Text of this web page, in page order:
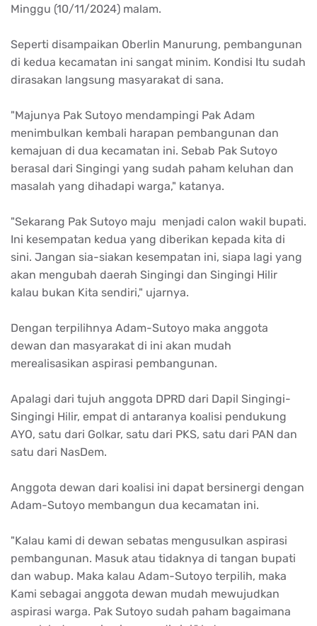
Minggu (10/11/2024) malam.
Seperti disampaikan Oberlin Manurung, pembangunan
di kedua kecamatan ini sangat minim. Kondisi Itu sudah
dirasakan langsung masyarakat di sana.
"Majunya Pak Sutoyo mendampingi Pak Adam
menimbulkan kembali harapan pembangunan dan
kemajuan di dua kecamatan ini. Sebab Pak Sutoyo
berasal dari Singingi yang sudah paham keluhan dan
masalah yang dihadapi warga," katanya.
"Sekarang Pak Sutoyo maju menjadi calon wakil bupati.
Ini kesempatan kedua yang diberikan kepada kita di
sini. Jangan sia-siakan kesempatan ini, siapa lagi yang
akan mengubah daerah Singingi dan Singingi Hilir
kalau bukan Kita sendiri," ujarnya.
Dengan terpilihnya Adam-Sutoyo maka anggota
dewan dan masyarakat di ini akan mudah
merealisasikan aspirasi pembangunan.
Apalagi dari tujuh anggota DPRD dari Dapil Singingi-
Singingi Hilir, empat di antaranya koalisi pendukung
AYO, satu dari Golkar, satu dari PKS, satu dari PAN dan
satu dari NasDem.
Anggota dewan dari koalisi ini dapat bersinergi dengan
Adam-Sutoyo membangun dua kecamatan ini.
"Kalau kami di dewan sebatas mengusulkan aspirasi
pembangunan. Masuk atau tidaknya di tangan bupati
dan wabup. Maka kalau Adam-Sutoyo terpilih, maka
Kami sebagai anggota dewan mudah mewujudkan
aspirasi warga. Pak Sutoyo sudah paham bagaimana